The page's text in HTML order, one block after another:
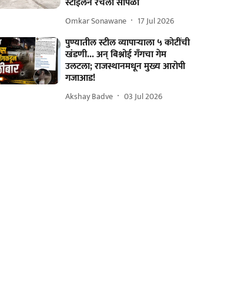
Omkar Sonawane 17 Jul 2026
पुण्यातील स्टील व्यापाऱ्याला ५ कोटींची
खंडणी... अन् बिश्नोई गँगचा गेम
उलटला; राजस्थानमधून मुख्य आरोपी
गजाआड!
Akshay Badve 03 Jul 2026